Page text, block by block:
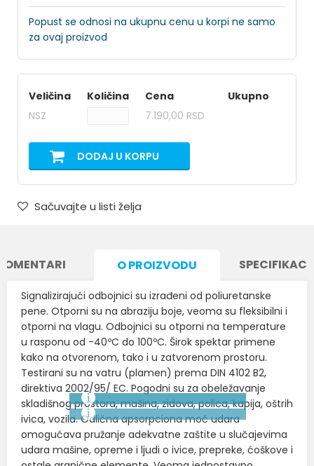
Popust se odnosi na ukupnu cenu u korpi ne samo
za ovaj proizvod
Veličina Količina Cena
Ukupno
NSZ
7.190,00 RSD
DODAJ U KORPU
Sačuvajte u listi želja
O PROIZVODU
Signalizirajući odbojnici su izrađeni od poliuretanske
pene. Otporni su na abraziju boje, veoma su fleksibilni i
otporni na vlagu. Odbojnici su otporni na temperature
u rasponu od -40ºC do 100ºC. Širok spektar primene
kako na otvorenom, tako i u zatvorenom prostoru.
Testirani su na vatru (plamen) prema DIN 4102 B2,
direktiva 2002/95/ EC. Pogodni su za obeležavanje
skladišnog prostora, mašina, zidova, polica, kapija, oštrih
ivica, vozila. Odlična apsorpciona moć udara
omogućava pružanje adekvatne zaštite u slučajevima
udara mašine, opreme i ljudi o ivice, prepreke, ćoškove i